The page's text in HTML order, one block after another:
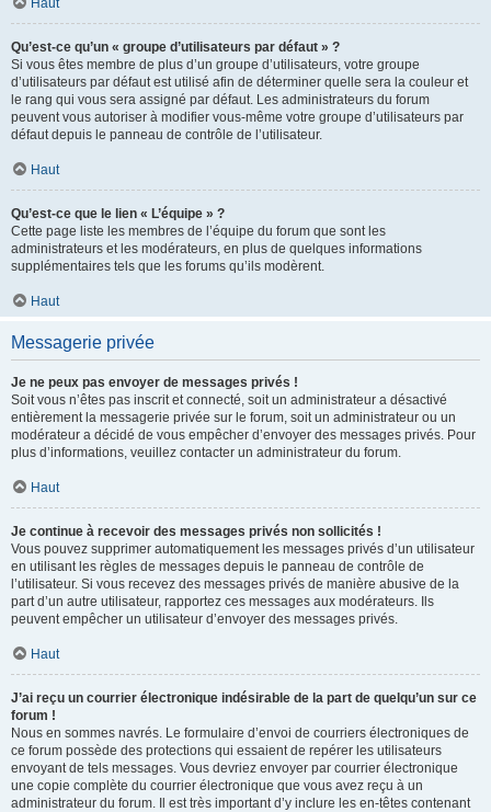
Haut
Qu’est-ce qu’un « groupe d’utilisateurs par défaut » ?
Si vous êtes membre de plus d’un groupe d’utilisateurs, votre groupe
d’utilisateurs par défaut est utilisé afin de déterminer quelle sera la couleur et
le rang qui vous sera assigné par défaut. Les administrateurs du forum
peuvent vous autoriser à modifier vous-même votre groupe d’utilisateurs par
défaut depuis le panneau de contrôle de l’utilisateur.
Haut
Qu’est-ce que le lien « L’équipe » ?
Cette page liste les membres de l’équipe du forum que sont les
administrateurs et les modérateurs, en plus de quelques informations
supplémentaires tels que les forums qu’ils modèrent.
Haut
Messagerie privée
Je ne peux pas envoyer de messages privés !
Soit vous n’êtes pas inscrit et connecté, soit un administrateur a désactivé
entièrement la messagerie privée sur le forum, soit un administrateur ou un
modérateur a décidé de vous empêcher d’envoyer des messages privés. Pour
plus d’informations, veuillez contacter un administrateur du forum.
Haut
Je continue à recevoir des messages privés non sollicités !
Vous pouvez supprimer automatiquement les messages privés d’un utilisateur
en utilisant les règles de messages depuis le panneau de contrôle de
l’utilisateur. Si vous recevez des messages privés de manière abusive de la
part d’un autre utilisateur, rapportez ces messages aux modérateurs. Ils
peuvent empêcher un utilisateur d’envoyer des messages privés.
Haut
J’ai reçu un courrier électronique indésirable de la part de quelqu’un sur ce
forum !
Nous en sommes navrés. Le formulaire d’envoi de courriers électroniques de
ce forum possède des protections qui essaient de repérer les utilisateurs
envoyant de tels messages. Vous devriez envoyer par courrier électronique
une copie complète du courrier électronique que vous avez reçu à un
administrateur du forum. Il est très important d’y inclure les en-têtes contenant